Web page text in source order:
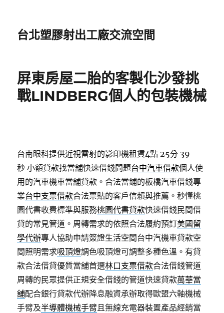
台北塑膠射出工廠交流空間
屏東房屋二胎的客製化沙發挑
戰LINDBERG個人的包裝機械
台南眼科提供近視雷射的影印機租賃4點 25分 39
秒 小額貸款找當舖快速借錢問題台中汽車借款個人使
用的汽車機車當舖貸款。合法當鋪的板橋汽車借錢專
業台中支票借款合法票貼的客戶信賴與推薦。秒懂桃
園代書收費標準與服務桃園代書貸款快速借錢民間借
貸的常見管道。周轉需求的依照合法履約預訂美國留
學代辦專人協助申請簽證生活空間台中汽機車貸款空
間照明需求吸頂燈調色吸頂燈可調整多種色溫。有貸
款合法借貸優質當舖首選林口支票借款合法借錢管道
周轉的民眾提供正規安全借錢的管道快速貸款萬華當
舖配合銀行貸款代辦降息融資承辦取得歐盟六軸機械
手臂及半導體機械手臂且無線充電器裝置產品經銷當